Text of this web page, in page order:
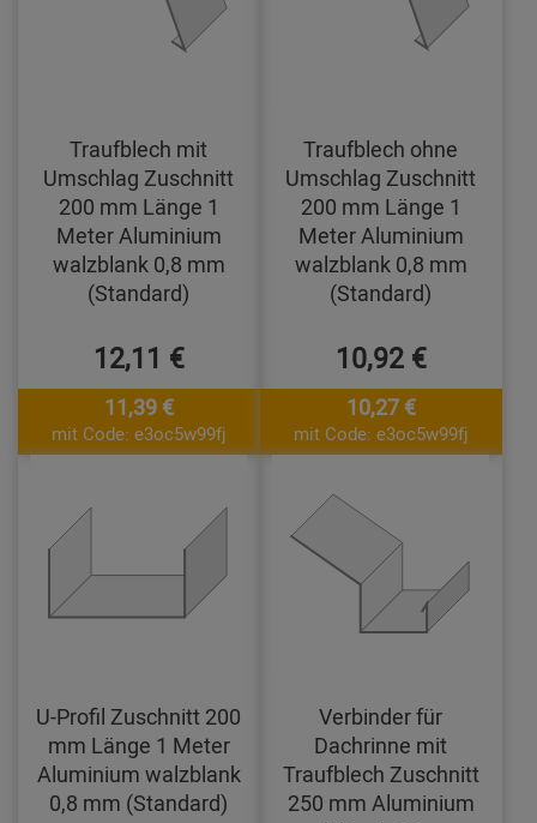
Traufblech mit
Umschlag Zuschnitt
200 mm Länge 1
Meter Aluminium
walzblank 0,8 mm
(Standard)
12,11 €
11,39 €
mit Code: e3oc5w99fj
Traufblech ohne
Umschlag Zuschnitt
200 mm Länge 1
Meter Aluminium
walzblank 0,8 mm
(Standard)
10,92 €
10,27 €
mit Code: e3oc5w99fj
U-Profil Zuschnitt 200
mm Länge 1 Meter
Aluminium walzblank
0,8 mm (Standard)
Verbinder für
Dachrinne mit
Traufblech Zuschnitt
250 mm Aluminium